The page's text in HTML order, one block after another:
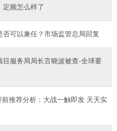
定频怎么样了
可以兼任？市场监管总局回复
服务局局长言晓波被查-全球要
推荐分析：大战一触即发 天天实